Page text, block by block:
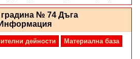
градина № 74 Дъга
Информация
дейности
Материална база